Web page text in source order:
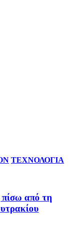
ΤΕΧΝΟΛΟΓΙΑ
πίσω από τη